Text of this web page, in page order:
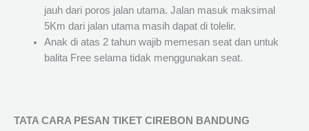
jauh dari poros jalan utama. Jalan masuk maksimal
5Km dari jalan utama masih dapat di tolelir.
Anak di atas 2 tahun wajib memesan seat dan untuk
balita Free selama tidak menggunakan seat.
TATA CARA PESAN TIKET CIREBON BANDUNG